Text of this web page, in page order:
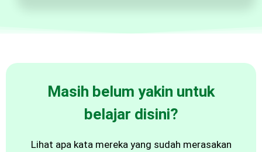
Masih belum yakin untuk
belajar disini?
Lihat apa kata mereka yang sudah merasakan